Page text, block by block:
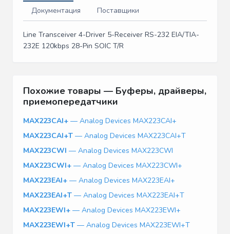
Документация
Поставщики
Line Transceiver 4-Driver 5-Receiver RS-232 EIA/TIA-
232E 120kbps 28-Pin SOIC T/R
Похожие товары — Буферы, драйверы,
приемопередатчики
MAX223CAI+ — Analog Devices MAX223CAI+
MAX223CAI+T — Analog Devices MAX223CAI+T
MAX223CWI — Analog Devices MAX223CWI
MAX223CWI+ — Analog Devices MAX223CWI+
MAX223EAI+ — Analog Devices MAX223EAI+
MAX223EAI+T — Analog Devices MAX223EAI+T
MAX223EWI+ — Analog Devices MAX223EWI+
MAX223EWI+T — Analog Devices MAX223EWI+T